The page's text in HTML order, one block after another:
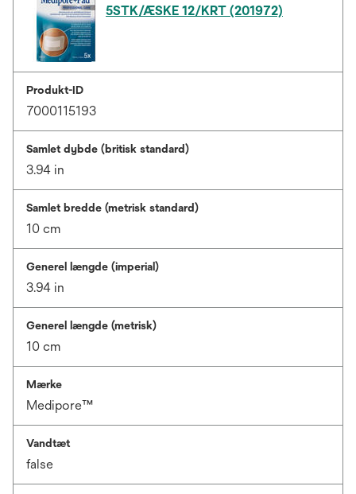
5STK/ÆSKE 12/KRT (201972)
Produkt-ID
7000115193
Samlet dybde (britisk standard)
3.94 in
Samlet bredde (metrisk standard)
10 cm
Generel længde (imperial)
3.94 in
Generel længde (metrisk)
10 cm
Mærke
Medipore™
Vandtæt
false